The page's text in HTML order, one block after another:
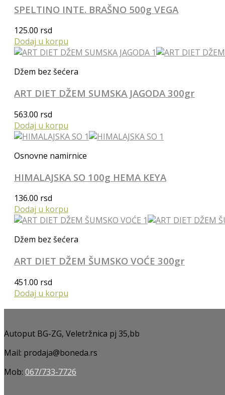
SPELTINO INTE. BRAŠNO 500g VEGA
125.00 rsd
Dodaj u korpu
Džem bez šećera
ART DIET DŽEM SUMSKA JAGODA 300gr
563.00 rsd
Dodaj u korpu
Osnovne namirnice
HIMALAJSKA SO 100g HEMA KEYA
136.00 rsd
Dodaj u korpu
Džem bez šećera
ART DIET DŽEM ŠUMSKO VOĆE 300gr
451.00 rsd
Dodaj u korpu
Autoput BG-ZG, Veletržnica pj 35,bb
Mail: prodaja@boneda.rs
Mob: 067/733-7726